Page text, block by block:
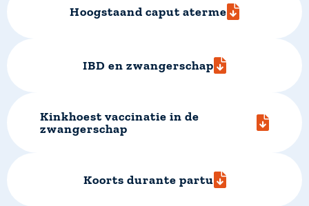
Hoogstaand caput aterme
IBD en zwangerschap
Kinkhoest vaccinatie in de
zwangerschap
Koorts durante partu